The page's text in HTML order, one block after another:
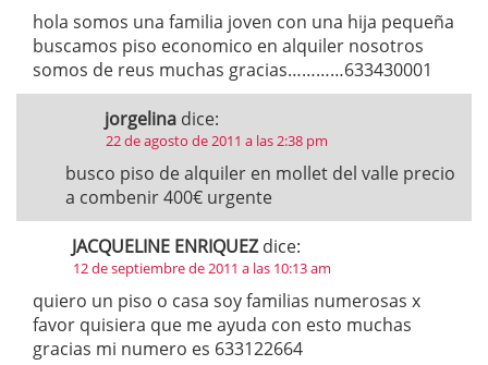
hola somos una familia joven con una hija pequeña
buscamos piso economico en alquiler nosotros
somos de reus muchas gracias…………633430001
jorgelina dice:
22 de agosto de 2011 a las 2:38 pm
busco piso de alquiler en mollet del valle precio
a combenir 400€ urgente
JACQUELINE ENRIQUEZ dice:
12 de septiembre de 2011 a las 10:13 am
quiero un piso o casa soy familias numerosas x
favor quisiera que me ayuda con esto muchas
gracias mi numero es 633122664